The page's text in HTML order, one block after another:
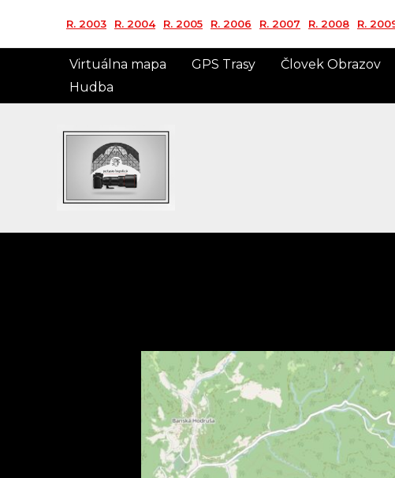
R. 2003 R. 2004 R. 2005 R. 2006 R. 2007 R. 2008 R.
Virtuálna mapa GPS Trasy Človek Obrazov
Hudba